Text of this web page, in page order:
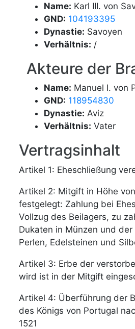
Name: Karl III. von
GND: 104193395
Dynastie: Savoyen
Verhältnis: /
Akteure der
Name: Manuel I. von
GND: 118954830
Dynastie: Aviz
Verhältnis: Vater
Vertragsinhalt
Artikel 1: Eheschließung
Artikel 2: Mitgift in Höhe
festgelegt: Zahlung bei
Vollzug des Beilagers, zu
Dukaten in Münzen und
Perlen, Edelsteinen und
Artikel 3: Erbe der
wird ist in der Mitgift
Artikel 4: Überführung der
des Königs von Portugal
1521